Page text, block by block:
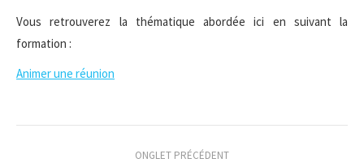
Vous retrouverez la thématique abordée ici en suivant la
formation :
Animer une réunion
ONGLET PRÉCÉDENT